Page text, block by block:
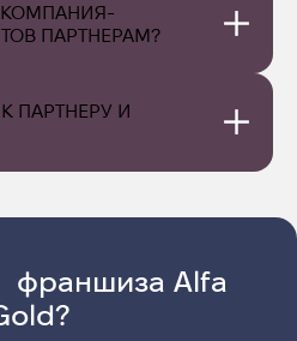
КОМПАНИЯ-
ПАРТНЕРАМ?
ПАРТНЕРУ И
франшиза Alfa